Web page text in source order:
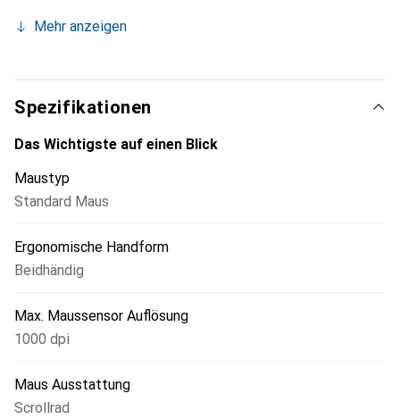
Maus verlassen.
Mehr anzeigen
Spezifikationen
Das Wichtigste auf einen Blick
Maustyp
Standard Maus
Ergonomische Handform
Beidhändig
Max. Maussensor Auflösung
1000 dpi
Maus Ausstattung
Scrollrad